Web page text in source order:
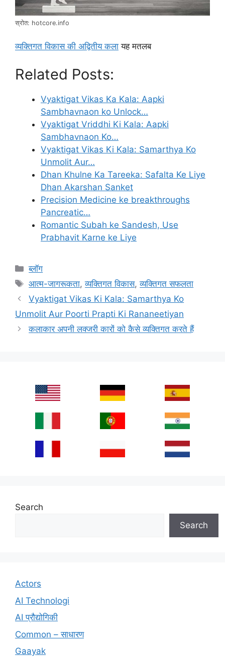
स्रोत: hotcore.info
व्यक्तिगत विकास की अद्वितीय कला यह मतलब
Related Posts:
Vyaktigat Vikas Ka Kala: Aapki
Sambhavnaon ko Unlock…
Vyaktigat Vriddhi Ki Kala: Aapki
Sambhavnaon Ko…
Vyaktigat Vikas Ki Kala: Samarthya Ko
Unmolit Aur…
Dhan Khulne Ka Tareeka: Safalta Ke Liye
Dhan Akarshan Sanket
Precision Medicine ke breakthroughs
Pancreatic…
Romantic Subah ke Sandesh, Use
Prabhavit Karne ke Liye
Categories
ब्लॉग
Tags
आत्म-जागरूकता,व्यक्तिगत विकास,व्यक्तिगत सफलता
Vyaktigat Vikas Ki Kala: Samarthya Ko
Unmolit Aur Poorti Prapti Ki Rananeetiyan
कलाकार अपनी लक्जरी कारों को कैसे व्यक्तिगत करते हैं
Search
Search
Actors
AI Technologi
AI प्रौद्योगिकी
Common – साधारण
Gaayak